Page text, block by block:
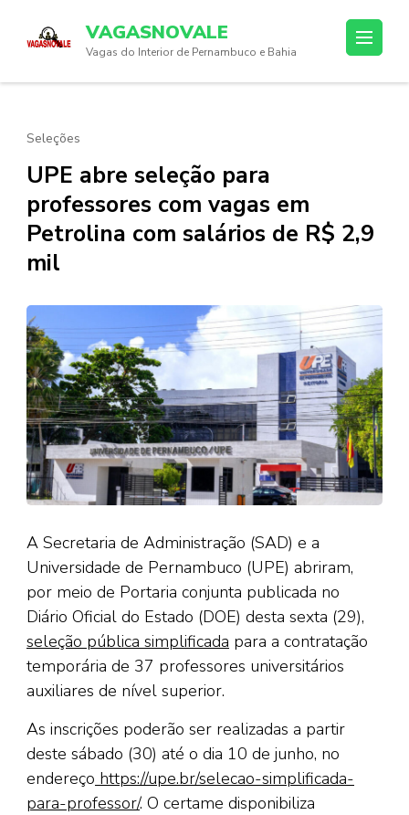
(Press
VAGASNOVALE
Vagas do Interior de Pernambuco e Bahia
Seleções
UPE abre seleção para
professores com vagas em
Petrolina com salários de R$ 2,9
mil
A Secretaria de Administração (SAD) e a
Universidade de Pernambuco (UPE) abriram,
por meio de Portaria conjunta publicada no
Diário Oficial do Estado (DOE) desta sexta (29),
seleção pública simplificada para a contratação
temporária de 37 professores universitários
auxiliares de nível superior.
As inscrições poderão ser realizadas a partir
deste sábado (30) até o dia 10 de junho, no
endereço https://upe.br/selecao-simplificada-
para-professor/. O certame disponibiliza